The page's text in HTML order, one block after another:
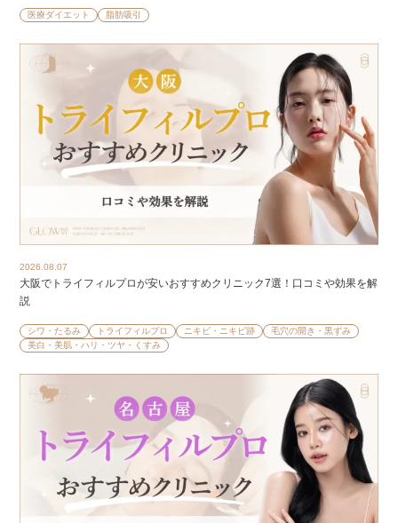
医療ダイエット 脂肪吸引
2026.08.07
大阪でトライフィルプロが安いおすすめクリニック7選！口コミや効果を解
説
シワ・たるみ トライフィルプロ ニキビ・ニキビ跡
毛穴の開き・黒ずみ
美白・美肌・ハリ・ツヤ・くすみ